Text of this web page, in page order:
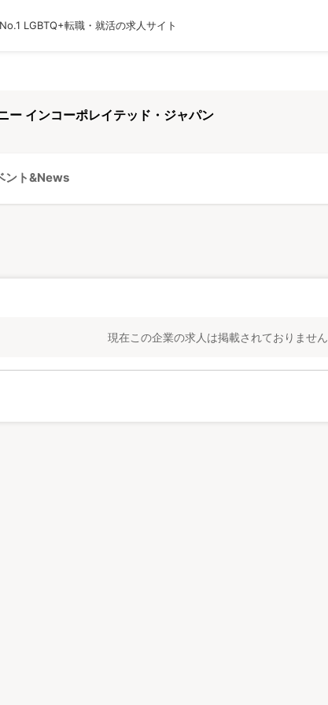
LGBTQ+転職・就活の求人サイト
ー インコーポレイテッド・ジャパン
ント&News
現在この企業の求人は掲載されておりません